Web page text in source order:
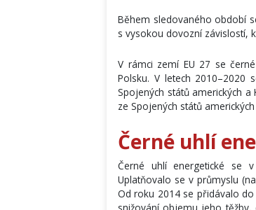
Během sledovaného období
s vysokou dovozní závislostí,
V rámci zemí EU 27 se
Polsku. V letech 2010–2020
Spojených států amerických
ze Spojených států
Černé uhlí
Černé uhlí energetické se
Uplatňovalo se v průmyslu
Od roku 2014 se přidávalo